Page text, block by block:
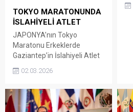
TOKYO MARATONUNDA
İSLAHİYELİ ATLET
JAPONYA’nın Tokyo
Maratonu Erkeklerde
Gaziantep’in İslahiyeli Atlet
Şaban Doğan’da katılarak
Türkiyeyi Gaziantep’i ve
Kilometrelik Tokyo
maratonunda koşan Atlet
02.03.2026